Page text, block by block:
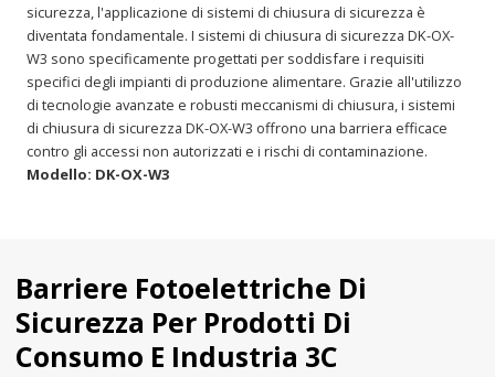
sicurezza, l'applicazione di sistemi di chiusura di sicurezza è
diventata fondamentale. I sistemi di chiusura di sicurezza DK-OX-
W3 sono specificamente progettati per soddisfare i requisiti
specifici degli impianti di produzione alimentare. Grazie all'utilizzo
di tecnologie avanzate e robusti meccanismi di chiusura, i sistemi
di chiusura di sicurezza DK-OX-W3 offrono una barriera efficace
contro gli accessi non autorizzati e i rischi di contaminazione.
Modello: DK-OX-W3
Barriere Fotoelettriche Di
Sicurezza Per Prodotti Di
Consumo E Industria 3C